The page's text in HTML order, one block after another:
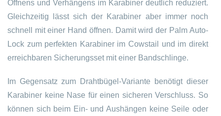
Öffnens und Verhängens im Karabiner deutlich reduziert.
Gleichzeitig lässt sich der Karabiner aber immer noch
schnell mit einer Hand öffnen. Damit wird der Palm Auto-
Lock zum perfekten Karabiner im Cowstail und im direkt
erreichbaren Sicherungsset mit einer Bandschlinge.
Im Gegensatz zum Drahtbügel-Variante benötigt dieser
Karabiner keine Nase für einen sicheren Verschluss. So
können sich beim Ein- und Aushängen keine Seile oder